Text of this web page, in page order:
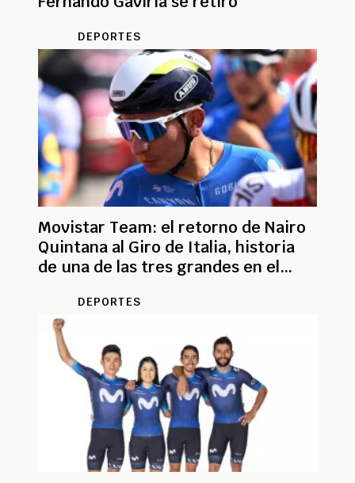
DEPORTES
Movistar Team: el retorno de Nairo
Quintana al Giro de Italia, historia
de una de las tres grandes en el
DEPORTES